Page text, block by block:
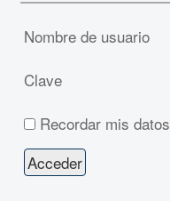
Nombre de usuario
Clave
Recordar mis datos